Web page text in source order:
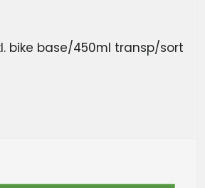
bike base/450ml transp/sort